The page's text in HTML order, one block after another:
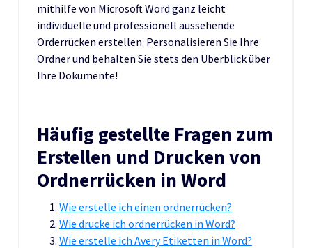
mithilfe von Microsoft Word ganz leicht
individuelle und professionell aussehende
Orderrücken erstellen. Personalisieren Sie Ihre
Ordner und behalten Sie stets den Überblick über
Ihre Dokumente!
Häufig gestellte Fragen zum
Erstellen und Drucken von
Ordnerrücken in Word
Wie erstelle ich einen ordnerrücken?
Wie drucke ich ordnerrücken in Word?
Wie erstelle ich Avery Etiketten in Word?